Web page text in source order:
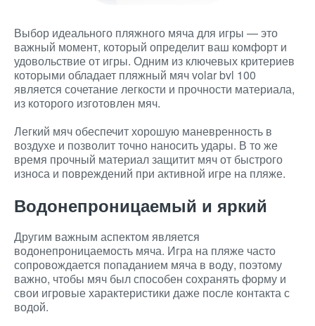
Выбор идеального пляжного мяча для игры — это
важный момент, который определит ваш комфорт и
удовольствие от игры. Одним из ключевых критериев
которыми обладает пляжный мяч volar bvl 100
является сочетание легкости и прочности материала,
из которого изготовлен мяч.
Легкий мяч обеспечит хорошую маневренность в
воздухе и позволит точно наносить удары. В то же
время прочный материал защитит мяч от быстрого
износа и повреждений при активной игре на пляже.
Водонепроницаемый и яркий
Другим важным аспектом является
водонепроницаемость мяча. Игра на пляже часто
сопровождается попаданием мяча в воду, поэтому
важно, чтобы мяч был способен сохранять форму и
свои игровые характеристики даже после контакта с
водой.